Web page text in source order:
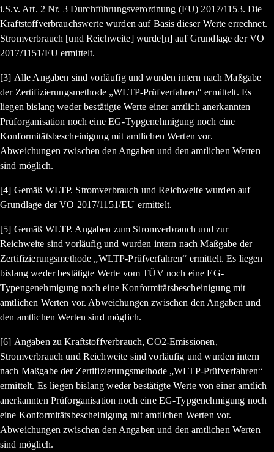
i.S.v. Art. 2 Nr. 3 Durchführungsverordnung (EU) 2017/1153. Die
Kraftstoffverbrauchswerte wurden auf Basis dieser Werte errechnet.
Stromverbrauch [und Reichweite] wurde[n] auf Grundlage der VO
2017/1151/EU ermittelt.
[3] Alle Angaben sind vorläufig und wurden intern nach Maßgabe
der Zertifizierungsmethode „WLTP-Prüfverfahren“ ermittelt. Es
liegen bislang weder bestätigte Werte einer amtlich anerkannten
Prüforganisation noch eine EG-Typgenehmigung noch eine
Konformitätsbescheinigung mit amtlichen Werten vor.
Abweichungen zwischen den Angaben und den amtlichen Werten
sind möglich.
[4] Gemäß WLTP. Stromverbrauch und Reichweite wurden auf
Grundlage der VO 2017/1151/EU ermittelt.
[5] Gemäß WLTP. Angaben zum Stromverbrauch und zur
Reichweite sind vorläufig und wurden intern nach Maßgabe der
Zertifizierungsmethode „WLTP-Prüfverfahren“ ermittelt. Es liegen
bislang weder bestätigte Werte vom TÜV noch eine EG-
Typengenehmigung noch eine Konformitätsbescheinigung mit
amtlichen Werten vor. Abweichungen zwischen den Angaben und
den amtlichen Werten sind möglich.
[6] Angaben zu Kraftstoffverbrauch, CO2-Emissionen,
Stromverbrauch und Reichweite sind vorläufig und wurden intern
nach Maßgabe der Zertifizierungsmethode „WLTP-Prüfverfahren“
ermittelt. Es liegen bislang weder bestätigte Werte von einer amtlich
anerkannten Prüforganisation noch eine EG-Typgenehmigung noch
eine Konformitätsbescheinigung mit amtlichen Werten vor.
Abweichungen zwischen den Angaben und den amtlichen Werten
sind möglich.